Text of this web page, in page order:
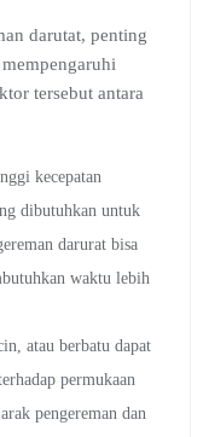
darutat, penting
tersebut antara
kecepatan
dibutuhkan untuk
darurat bisa
waktu lebih
atau berbatu dapat
permukaan
pengereman dan